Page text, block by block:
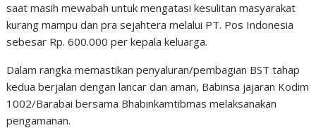
saat masih mewabah untuk mengatasi kesulitan masyarakat
kurang mampu dan pra sejahtera melalui PT. Pos Indonesia
sebesar Rp. 600.000 per kepala keluarga.
Dalam rangka memastikan penyaluran/pembagian BST tahap
kedua berjalan dengan lancar dan aman, Babinsa jajaran Kodim
1002/Barabai bersama Bhabinkamtibmas melaksanakan
pengamanan.